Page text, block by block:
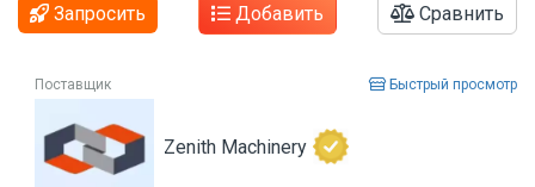
Запросить Добавить Сравнить
Поставщик Быстрый просмотр
Zenith Machinery